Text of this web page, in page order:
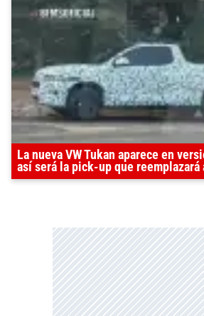
La nueva VW Tukan aparece en
así será la pick-up que reemplazará